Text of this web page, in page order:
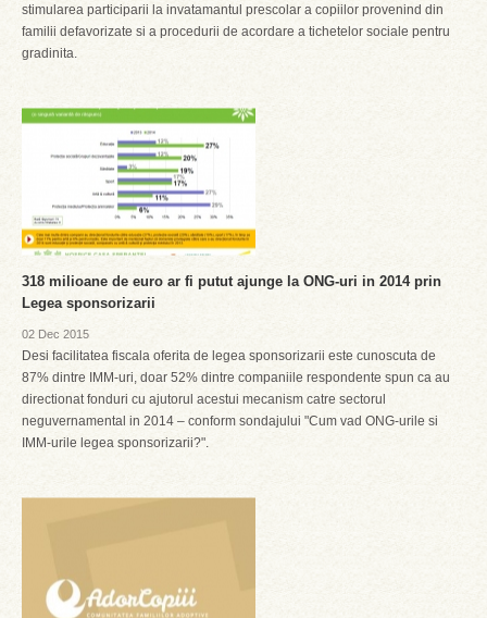
stimularea participarii la invatamantul prescolar a copiilor provenind din
familii defavorizate si a procedurii de acordare a tichetelor sociale pentru
gradinita.
318 milioane de euro ar fi putut ajunge la ONG-uri in 2014 prin
Legea sponsorizarii
02 Dec 2015
Desi facilitatea fiscala oferita de legea sponsorizarii este cunoscuta de
87% dintre IMM-uri, doar 52% dintre companiile respondente spun ca au
directionat fonduri cu ajutorul acestui mecanism catre sectorul
neguvernamental in 2014 – conform sondajului "Cum vad ONG-urile si
IMM-urile legea sponsorizarii?".